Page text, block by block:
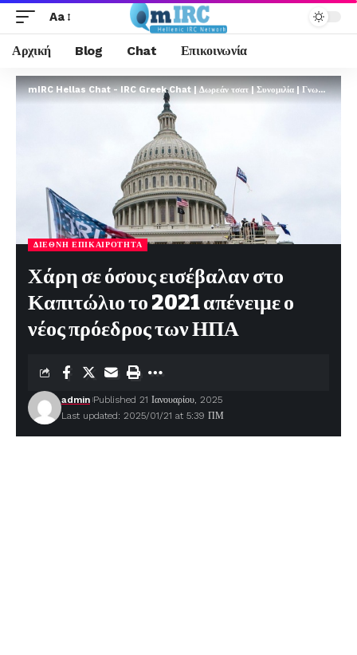
Aa
Αρχική Blog Chat Επικοινωνία
mIRC Hellas Chat - IRC Greek Chat | Δωρεάν τσατ | Συνομιλία | Γνωριμίες | FREE
ΔΙΕΘΝΉ ΕΠΙΚΑΙΡΌΤΗΤΑ
Χάρη σε όσους εισέβαλαν στο
Καπιτώλιο το 2021 απένειμε ο
νέος πρόεδρος των ΗΠΑ
Last updated: 2025/01/21 at 5:39 ΠΜ
admin Published 21 Ιανουαρίου, 2025